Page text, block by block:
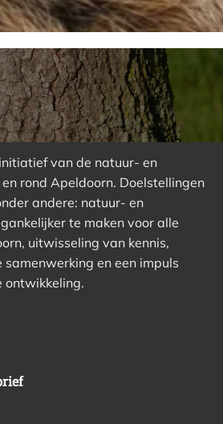
van de natuur- en
rond Apeldoorn. Doelstellingen
andere: natuur- en
te maken voor alle
uitwisseling van kennis,
en een impuls
ontwikkeling.